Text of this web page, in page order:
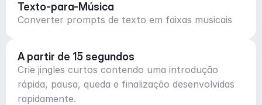
Texto-para-Música
Converter prompts de texto em faixas musicais
A partir de 15 segundos
Crie jingles curtos contendo uma introdução
rápida, pausa, queda e finalização desenvolvidas
rapidamente.